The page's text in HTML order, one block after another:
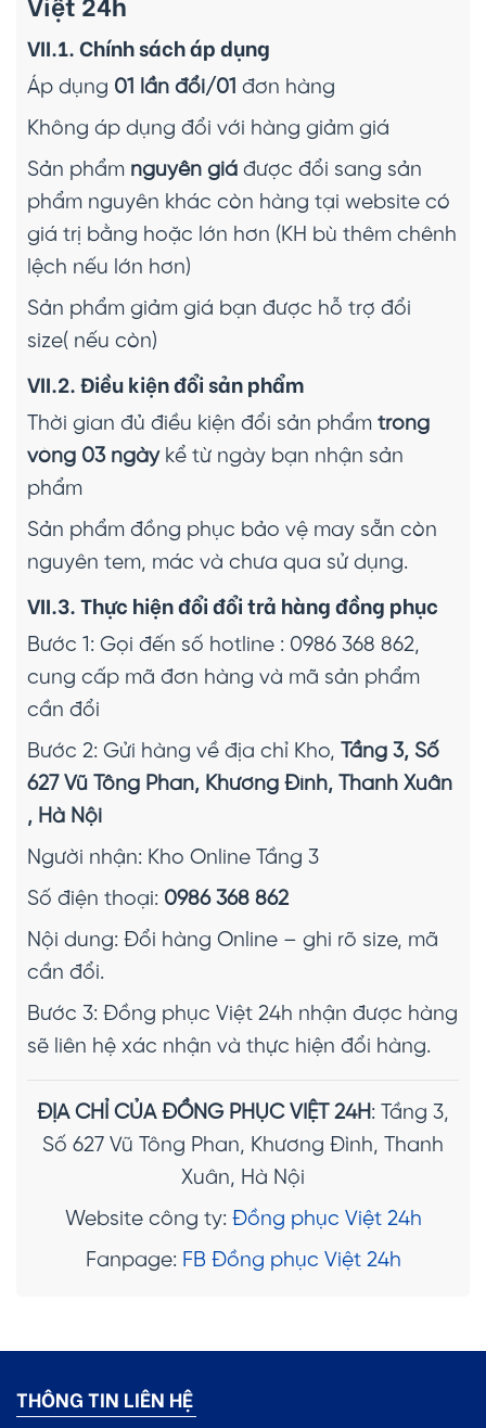
VII.1. Chính sách áp dụng
Áp dụng 01 lần đổi/01 đơn hàng
Không áp dụng đổi với hàng giảm giá
Sản phẩm nguyên giá được đổi sang sản
phẩm nguyên khác còn hàng tại website có
giá trị bằng hoặc lớn hơn (KH bù thêm chênh
lệch nếu lớn hơn)
Sản phẩm giảm giá bạn được hỗ trợ đổi
size( nếu còn)
VII.2. Điều kiện đổi sản phẩm
Thời gian đủ điều kiện đổi sản phẩm trong
vòng 03 ngàykể từ ngày bạn nhận sản
phẩm
Sản phẩm đồng phục bảo vệ may sẵn còn
nguyên tem, mác và chưa qua sử dụng.
VII.3. Thực hiện đổi đổi trả hàng đồng phục
Bước 1: Gọi đến số hotline : 0986 368 862,
cung cấp mã đơn hàng và mã sản phẩm
cần đổi
Bước 2: Gửi hàng về địa chỉ Kho, Tầng 3, Số
627 Vũ Tông Phan, Khương Đình, Thanh Xuân
, Hà Nội
Người nhận: Kho Online Tầng 3
Số điện thoại: 0986 368 862
Nội dung: Đổi hàng Online – ghi rõ size, mã
cần đổi.
Bước 3: Đồng phục Việt 24h nhận được hàng
sẽ liên hệ xác nhận và thực hiện đổi hàng.
ĐỊA CHỈ CỦA ĐỒNG PHỤC VIỆT 24H: Tầng 3,
Số 627 Vũ Tông Phan, Khương Đình, Thanh
Xuân, Hà Nội
Website công ty: Đồng phục Việt 24h
Fanpage: FB Đồng phục Việt 24h
THÔNG TIN LIÊN HỆ